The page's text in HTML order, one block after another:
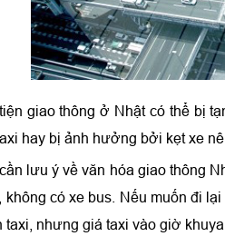
giao thông ở Nhật có thể bị
hay bị ảnh hưởng bởi kẹt xe
lưu ý về văn hóa giao thông
không có xe bus. Nếu muốn đi
taxi, nhưng giá taxi vào giờ khuya